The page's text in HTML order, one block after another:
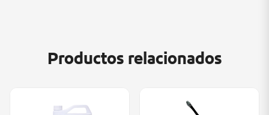
Productos relacionados